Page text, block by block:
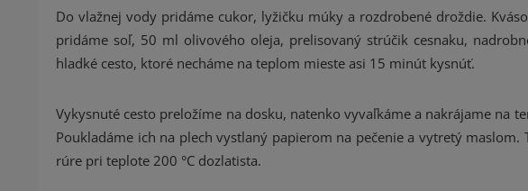
Do vlažnej vody pridáme cukor, lyžičku múky a rozdrobené droždie.
pridáme soľ, 50 ml olivového oleja, prelisovaný strúčik cesnaku,
hladké cesto, ktoré necháme na teplom mieste asi 15 minút kysnúť.
Vykysnuté cesto preložíme na dosku, natenko vyvaľkáme a nakrájame na
Poukladáme ich na plech vystlaný papierom na pečenie a vytretý
rúre pri teplote 200 °C dozlatista.